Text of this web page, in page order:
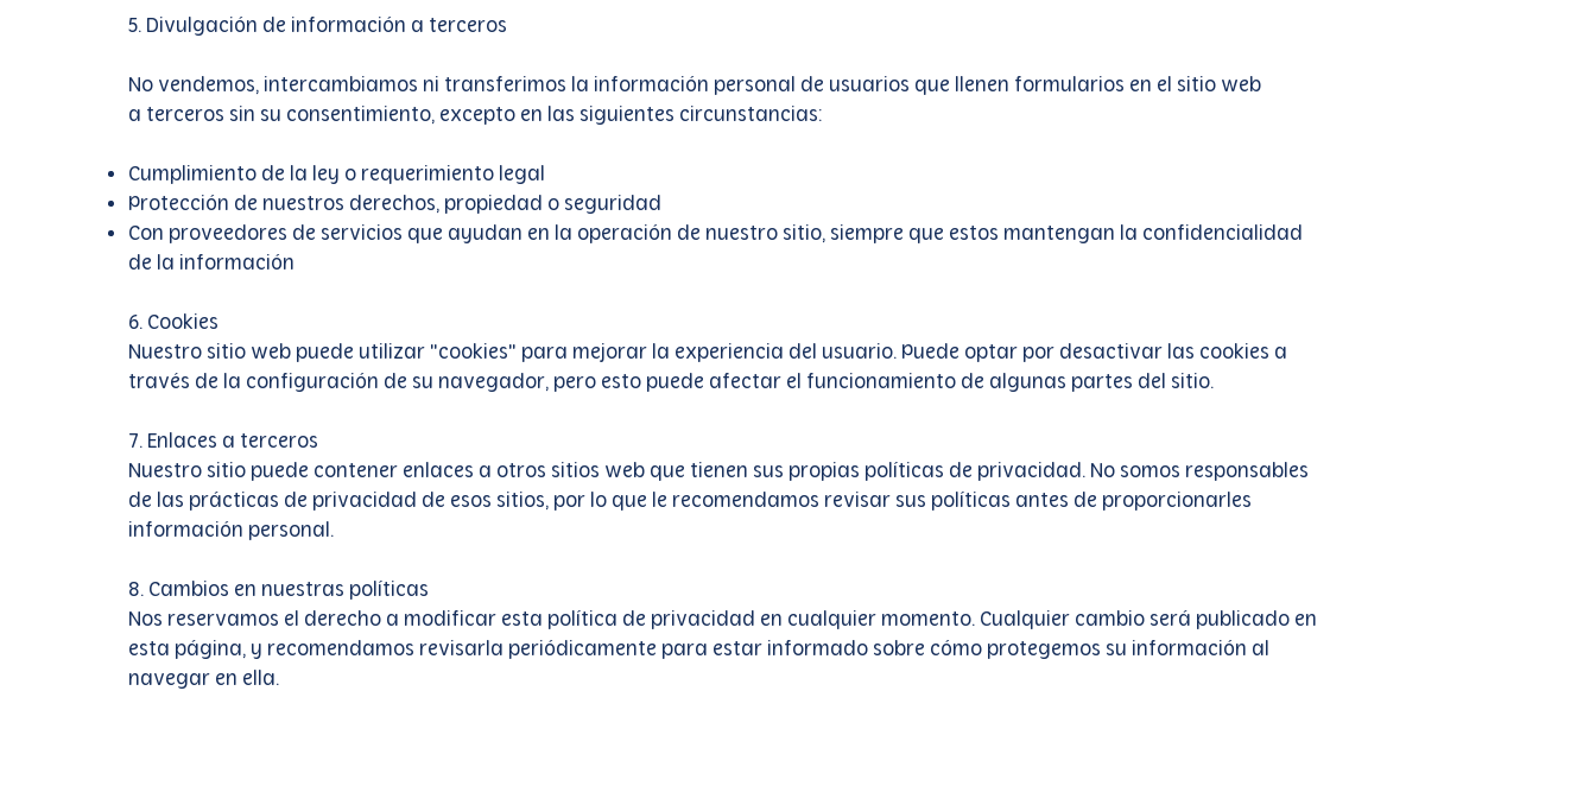
5. Divulgación de información a terceros
No vendemos, intercambiamos ni transferimos la información personal de usuarios que llenen formularios en el sitio web
a terceros sin su consentimiento, excepto en las siguientes circunstancias:
Cumplimiento de la ley o requerimiento legal
Protección de nuestros derechos, propiedad o seguridad
Con proveedores de servicios que ayudan en la operación de nuestro sitio, siempre que estos mantengan la confidencialidad
de la información
6. Cookies
Nuestro sitio web puede utilizar "cookies" para mejorar la experiencia del usuario. Puede optar por desactivar las cookies a
través de la configuración de su navegador, pero esto puede afectar el funcionamiento de algunas partes del sitio.
7. Enlaces a terceros
Nuestro sitio puede contener enlaces a otros sitios web que tienen sus propias políticas de privacidad. No somos responsables
de las prácticas de privacidad de esos sitios, por lo que le recomendamos revisar sus políticas antes de proporcionarles
información personal.
8. Cambios en nuestras políticas
Nos reservamos el derecho a modificar esta política de privacidad en cualquier momento. Cualquier cambio será publicado en
esta página, y recomendamos revisarla periódicamente para estar informado sobre cómo protegemos su información al
navegar en ella.